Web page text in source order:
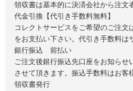
領収書は基本的に決済会社から注文
代金引換【代引き手数料無料】
コレクトサービスをご希望のご注
をお支払い下さい。代引き手数料は
銀行振込 前払い
ご注文後銀行振込先口座をお知らせ
させて頂きます。振込手数料はお客
領収書発行